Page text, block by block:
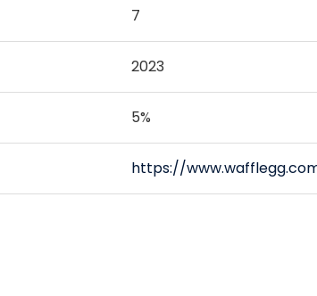
7
2023
5%
https://